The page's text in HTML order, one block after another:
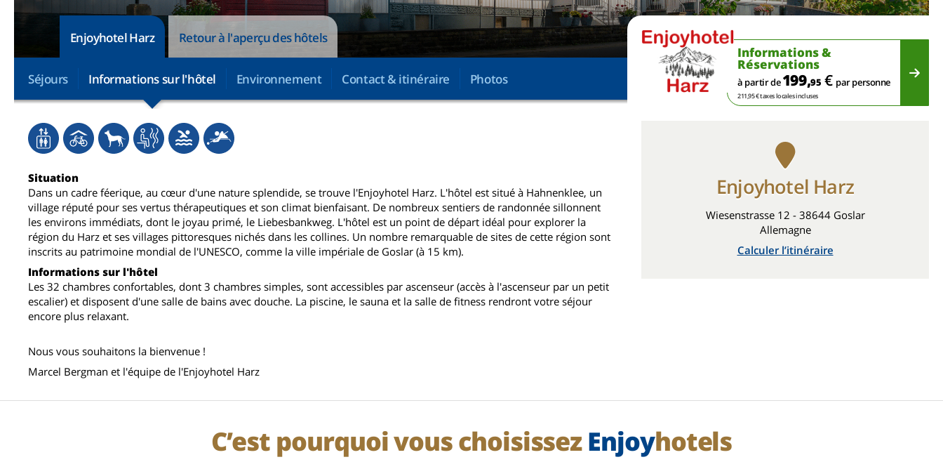
Enjoyhotel Harz Retour à l'aperçu des hôtels
Séjours Informations sur l'hôtel Environnement Contact & itinéraire Photos
Informations &
Réservations
à partir de199,95 € par personne
211,95 € taxes locales incluses
Situation
Dans un cadre féerique, au cœur d'une nature splendide, se trouve l'Enjoyhotel Harz. L'hôtel est situé à Hahnenklee, un
village réputé pour ses vertus thérapeutiques et son climat bienfaisant. De nombreux sentiers de randonnée sillonnent
les environs immédiats, dont le joyau primé, le Liebesbankweg. L'hôtel est un point de départ idéal pour explorer la
région du Harz et ses villages pittoresques nichés dans les collines. Un nombre remarquable de sites de cette région sont
inscrits au patrimoine mondial de l'UNESCO, comme la ville impériale de Goslar (à 15 km).
Informations sur l'hôtel
Les 32 chambres confortables, dont 3 chambres simples, sont accessibles par ascenseur (accès à l'ascenseur par un petit
escalier) et disposent d'une salle de bains avec douche. La piscine, le sauna et la salle de fitness rendront votre séjour
encore plus relaxant.
Nous vous souhaitons la bienvenue !
Marcel Bergman et l'équipe de l'Enjoyhotel Harz
Enjoyhotel Harz
Wiesenstrasse 12 - 38644 Goslar
Allemagne
Calculer l’itinéraire
C’est pourquoi vous choisissezEnjoyhotels